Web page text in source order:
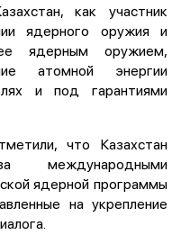
как участник
ядерного оружия и
ядерным оружием,
атомной энергии
и под гарантиями
что Казахстан
международными
ядерной программы
на укрепление